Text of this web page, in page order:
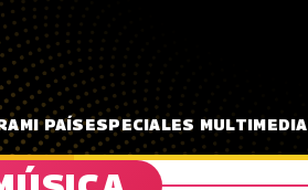
MI PAÍSESPECIALES MULTIMEDIA